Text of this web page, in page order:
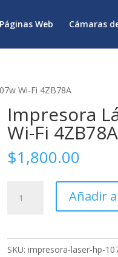
Páginas Web Cámaras
Wi-Fi 4ZB78A
Impresora
Wi-Fi 4ZB78A
$1,800.00
Láser
Añadir
SKU:impresora-laser-hp-